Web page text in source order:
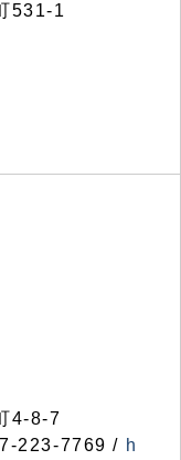
531-1
4-8-7
223-7769 / h